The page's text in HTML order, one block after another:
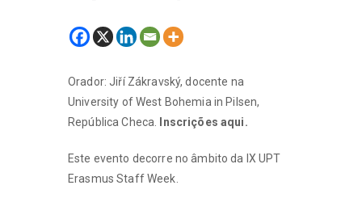
Orador: Jiří Zákravský, docente na
University of West Bohemia in Pilsen,
República Checa.
Inscrições aqui.
Este evento decorre no âmbito da IX UPT
Erasmus Staff Week.